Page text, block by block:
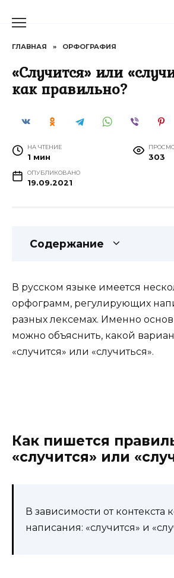
ГЛАВНАЯ » ОРФОГРАФИЯ
«Случится» или
как правильно?
НА ЧТЕНИЕ
1 мин 303
ОПУБЛИКОВАНО
19.09.2021
Содержание
В русском языке имеется
орфограмм, регулирующих
разных лексемах. Именно
можно объяснить, какой
«случится» или «случиться».
Как пишется
«случится» или
В зависимости от контекста
написания: «случится» и